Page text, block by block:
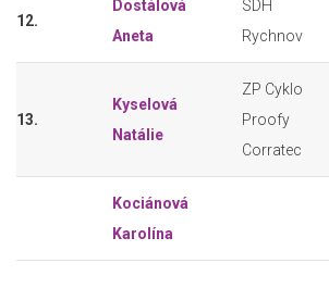
12.
Dostálová
Aneta
SDH
Rychnov
13.
Kyselová
Natálie
ZP Cyklo
Proofy
Corratec
Kociánová
Karolína